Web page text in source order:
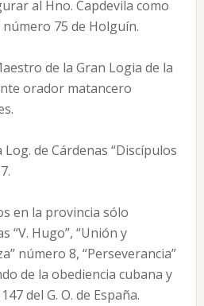
al Hno. Capdevila como
número 75 de Holguín.
de la Gran Logia de la
orador matancero
de Cárdenas “Discípulos
en la provincia sólo
“V. Hugo”, “Unión y
número 8, “Perseverancia”
de la obediencia cubana y
del G. O. de España.